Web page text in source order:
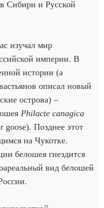
Сибири и Русской
изучал мир
империи. В
истории (а
описал новый
острова) –
Philacte canagica
goose). Позднее этот
на Чукотке.
белошея гнездится
вид белошей